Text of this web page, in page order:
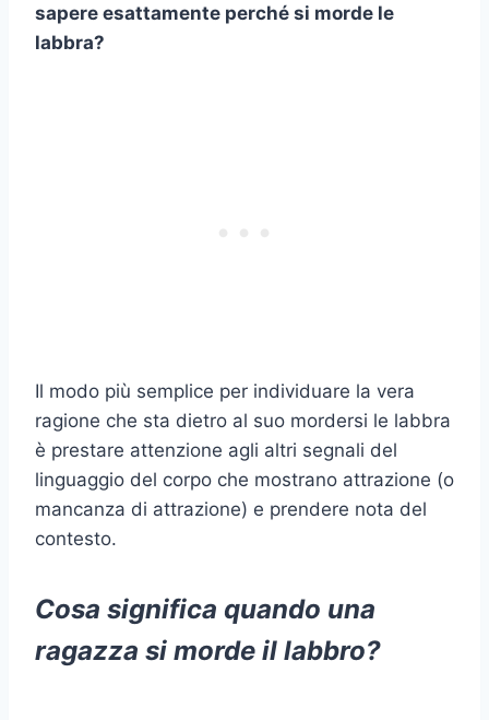
sapere esattamente perché si morde le
labbra?
Il modo più semplice per individuare la vera
ragione che sta dietro al suo mordersi le labbra
è prestare attenzione agli altri segnali del
linguaggio del corpo che mostrano attrazione (o
mancanza di attrazione) e prendere nota del
contesto.
Cosa significa quando una
ragazza si morde il labbro?